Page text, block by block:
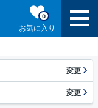
お気に入り
0
変更
変更